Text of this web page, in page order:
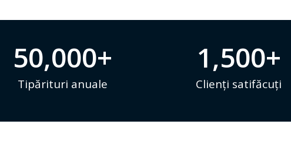
Tipărituri anuale
50,000+
Clienți satifăcuți
1,500+